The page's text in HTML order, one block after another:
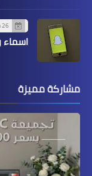
26 سبتمبر 2025
اسماء
مشاركة مميزة